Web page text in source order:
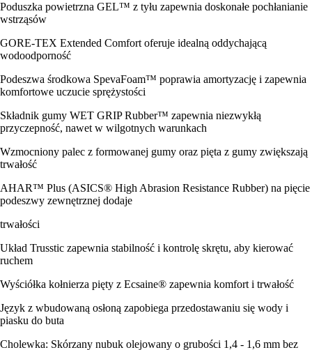
Poduszka powietrzna GEL™ z tyłu zapewnia doskonałe pochłanianie
wstrząsów
GORE-TEX Extended Comfort oferuje idealną oddychającą
wodoodporność
Podeszwa środkowa SpevaFoam™ poprawia amortyzację i zapewnia
komfortowe uczucie sprężystości
Składnik gumy WET GRIP Rubber™ zapewnia niezwykłą
przyczepność, nawet w wilgotnych warunkach
Wzmocniony palec z formowanej gumy oraz pięta z gumy zwiększają
trwałość
AHAR™ Plus (ASICS® High Abrasion Resistance Rubber) na pięcie
podeszwy zewnętrznej dodaje
trwałości
Układ Trusstic zapewnia stabilność i kontrolę skrętu, aby kierować
ruchem
Wyściółka kołnierza pięty z Ecsaine® zapewnia komfort i trwałość
Język z wbudowaną osłoną zapobiega przedostawaniu się wody i
piasku do buta
Cholewka: Skórzany nubuk olejowany o grubości 1,4 - 1,6 mm bez